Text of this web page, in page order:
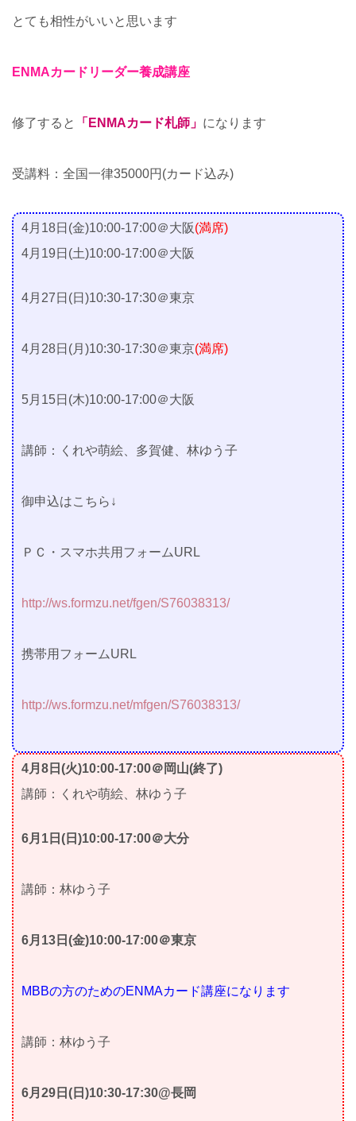
とても相性がいいと思います
ENMAカードリーダー養成講座
修了すると 「ENMAカード札師」 になります
受講料：全国一律35000円(カード込み)
4月18日(金)10:00-17:00＠大阪(満席)
4月19日(土)10:00-17:00＠大阪
4月27日(日)10:30-17:30＠東京
4月28日(月)10:30-17:30＠東京(満席)
5月15日(木)10:00-17:00＠大阪
講師：くれや萌絵、多賀健、林ゆう子
御申込はこちら↓
ＰＣ・スマホ共用フォームURL
http://ws.formzu.net/fgen/S76038313/
携帯用フォームURL
http://ws.formzu.net/mfgen/S76038313/
4月8日(火)10:00-17:00＠岡山(終了)
講師：くれや萌絵、林ゆう子
6月1日(日)10:00-17:00＠大分
講師：林ゆう子
6月13日(金)10:00-17:00＠東京
MBBの方のためのENMAカード講座になります
講師：林ゆう子
6月29日(日)10:30-17:30@長岡